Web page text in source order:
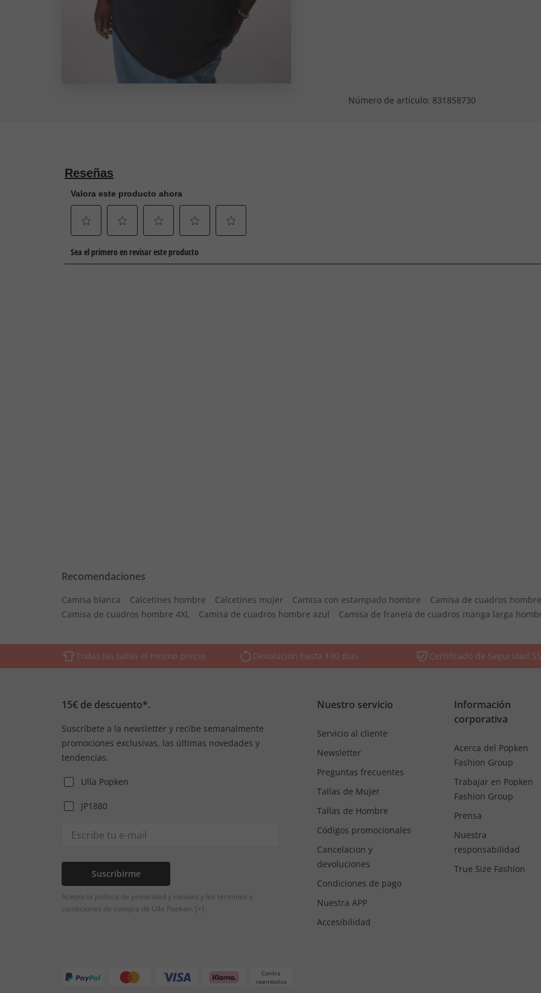
Número de artículo: 831858730
Recomendaciones
Camisa blanca Calcetines hombre Calcetines mujer Camisa con estampado hombre Camisa de cuadros hombre
Camisa de cuadros hombre 4XL
Camisa de cuadros hombre azul Camisa de franela de cuadros manga larga
Todas las tallas el mismo precio Devolución hasta 100 días Certificado de Seguridad
15€ de descuento*.
Suscríbete a la newsletter y recibe semanalmente
promociones exclusivas, las últimas novedades y
tendencias.
Ulla Popken
JP1880
Suscribirme
Acepto la política de privacidad y cookies y los términos y
condiciones de compra de Ulla Popken. [+]
Nuestro servicio
Servicio al cliente
Newsletter
Preguntas frecuentes
Tallas de Mujer
Tallas de Hombre
Códigos promocionales
Cancelacion y
devoluciones
Condiciones de pago
Nuestra APP
Accesibilidad
Información
corporativa
Acerca del Popken
Fashion Group
Trabajar en Popken
Fashion Group
Prensa
Nuestra
responsabilidad
True Size Fashion
Contra
reembolso